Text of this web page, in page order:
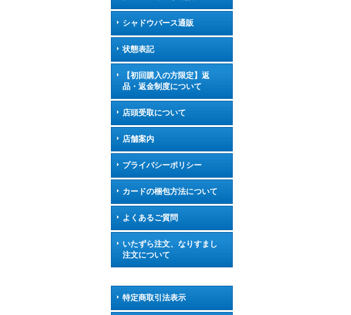
シャドウバース通販
状態表記
【初回購入の方限定】返
品・返金制度について
店頭受取について
店舗案内
プライバシーポリシー
カードの梱包方法について
よくあるご質問
いたずら注文、なりすまし
注文について
特定商取引法表示